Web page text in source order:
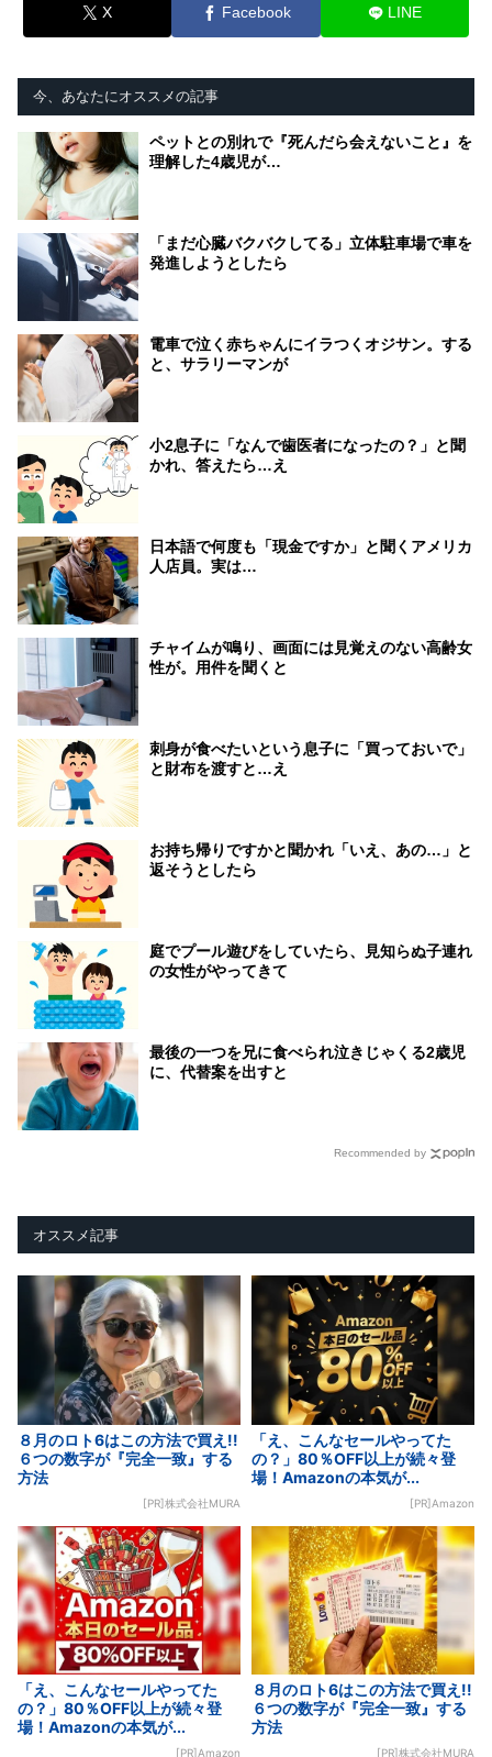
X Facebook LINE
今、あなたにオススメの記事
ペットとの別れで『死んだら会えないこと』を
理解した4歳児が…
「まだ心臓バクバクしてる」立体駐車場で車を
発進しようとしたら
電車で泣く赤ちゃんにイラつくオジサン。する
と、サラリーマンが
小2息子に「なんで歯医者になったの？」と聞
かれ、答えたら…え
日本語で何度も「現金ですか」と聞くアメリカ
人店員。実は…
チャイムが鳴り、画面には見覚えのない高齢女
性が。用件を聞くと
刺身が食べたいという息子に「買っておいで」
と財布を渡すと…え
お持ち帰りですかと聞かれ「いえ、あの…」と
返そうとしたら
庭でプール遊びをしていたら、見知らぬ子連れ
の女性がやってきて
最後の一つを兄に食べられ泣きじゃくる2歳児
に、代替案を出すと
Recommended by
オススメ記事
８月のロト6はこの方法で買え!!
６つの数字が『完全一致』する
方法
[PR]株式会社MURA
「え、こんなセールやってた
の？」80％OFF以上が続々登
場！Amazonの本気が...
[PR]Amazon
「え、こんなセールやってた
の？」80％OFF以上が続々登
場！Amazonの本気が...
[PR]Amazon
８月のロト6はこの方法で買え!!
６つの数字が『完全一致』する
方法
[PR]株式会社MURA